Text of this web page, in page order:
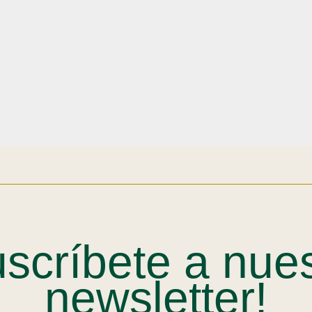
a
newsletter!